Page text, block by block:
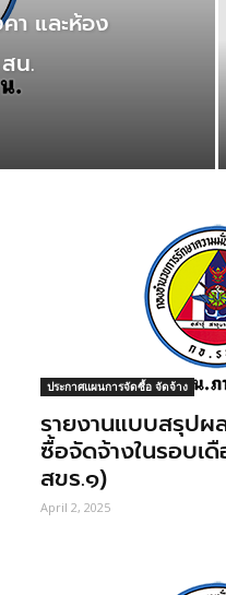
า และห้อง
น.
ประกาศแผนการจัดซื้อ จัดจ้าง
รายงานแบบสรุปผ
ซื้อจัดจ้างในรอบเ
สขร.๑)
April 2, 2025